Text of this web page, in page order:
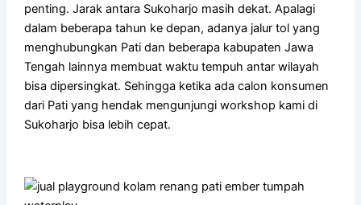
penting. Jarak antara Sukoharjo masih dekat. Apalagi
dalam beberapa tahun ke depan, adanya jalur tol yang
menghubungkan Pati dan beberapa kabupaten Jawa
Tengah lainnya membuat waktu tempuh antar wilayah
bisa dipersingkat. Sehingga ketika ada calon konsumen
dari Pati yang hendak mengunjungi workshop kami di
Sukoharjo bisa lebih cepat.